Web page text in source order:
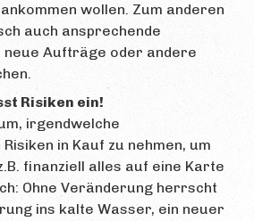
wollen. Zum anderen
auch ansprechende
neue Aufträge oder andere
Risiken ein!
irgendwelche
in Kauf zu nehmen, um
finanziell alles auf eine Karte
Ohne Veränderung herrscht
ins kalte Wasser, ein neuer